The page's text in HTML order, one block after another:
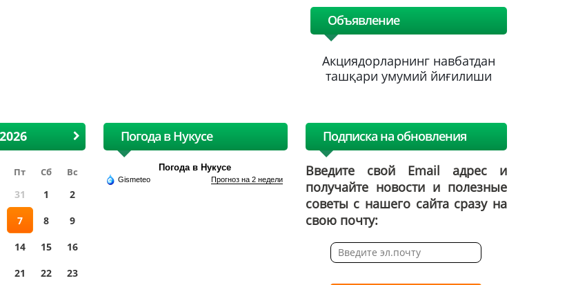
Объявление
Акциядорларнинг навбатдан
ташқари умумий йиғилиши
Пт Сб Вс
31 1
2
7 8
9
14 15
16
21 22 23
Погода в Нукусе
Погода в Нукусе
Gismeteo Прогноз на 2 недели
Подписка на обновления
Введите свой Email адрес и
получайте новости и полезные
советы с нашего сайта сразу на
свою почту: